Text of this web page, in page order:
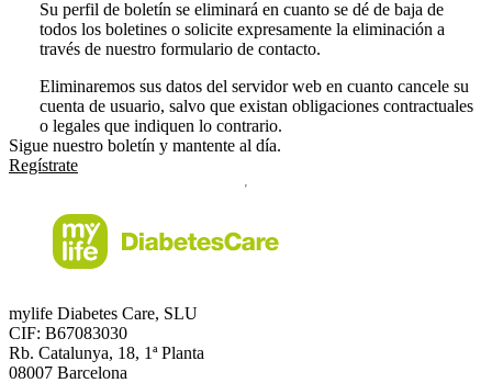
Su perfil de boletín se eliminará en cuanto se dé de baja de
todos los boletines o solicite expresamente la eliminación a
través de nuestro formulario de contacto.
Eliminaremos sus datos del servidor web en cuanto cancele su
cuenta de usuario, salvo que existan obligaciones contractuales
o legales que indiquen lo contrario.
Sigue nuestro boletín y mantente al día.
Regístrate
mylife Diabetes Care, SLU
CIF: B67083030
Rb. Catalunya, 18, 1ª Planta
08007 Barcelona